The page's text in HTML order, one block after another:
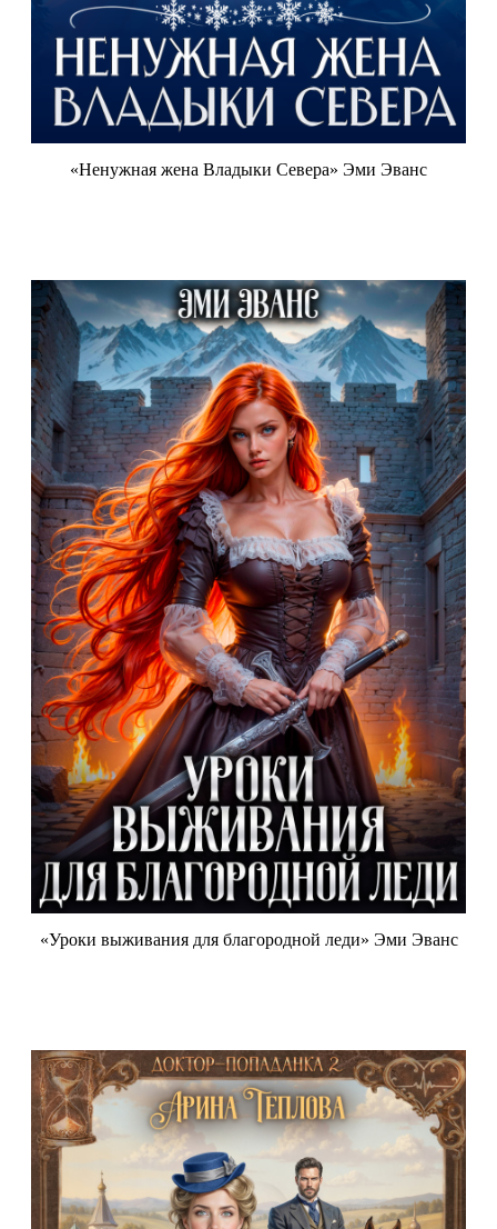
«Ненужная жена Владыки Севера» Эми Эванс
«Уроки выживания для благородной леди» Эми Эванс